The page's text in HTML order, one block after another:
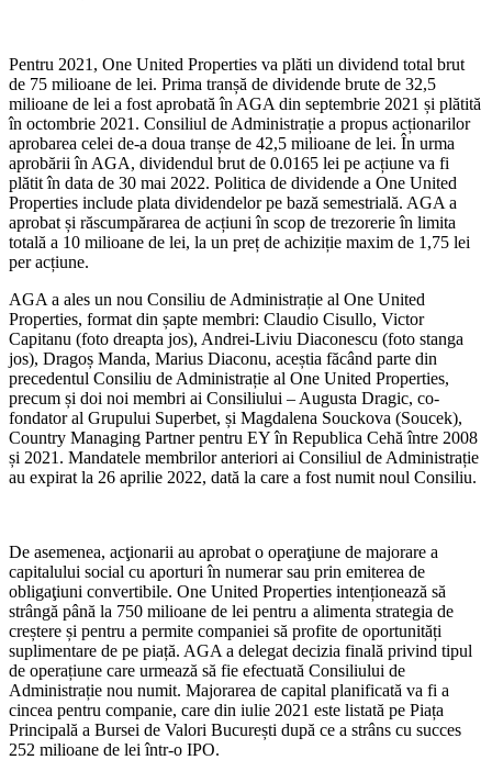
Pentru 2021, One United Properties va plăti un dividend total brut
de 75 milioane de lei. Prima tranșă de dividende brute de 32,5
milioane de lei a fost aprobată în AGA din septembrie 2021 și plătită
în octombrie 2021. Consiliul de Administrație a propus acționarilor
aprobarea celei de-a doua tranșe de 42,5 milioane de lei. În urma
aprobării în AGA, dividendul brut de 0.0165 lei pe acțiune va fi
plătit în data de 30 mai 2022. Politica de dividende a One United
Properties include plata dividendelor pe bază semestrială. AGA a
aprobat și răscumpărarea de acțiuni în scop de trezorerie în limita
totală a 10 milioane de lei, la un preț de achiziție maxim de 1,75 lei
per acțiune.
AGA a ales un nou Consiliu de Administrație al One United
Properties, format din șapte membri: Claudio Cisullo, Victor
Capitanu (foto dreapta jos), Andrei-Liviu Diaconescu (foto stanga
jos), Dragoș Manda, Marius Diaconu, aceștia făcând parte din
precedentul Consiliu de Administrație al One United Properties,
precum și doi noi membri ai Consiliului – Augusta Dragic, co-
fondator al Grupului Superbet, și Magdalena Souckova (Soucek),
Country Managing Partner pentru EY în Republica Cehă între 2008
și 2021. Mandatele membrilor anteriori ai Consiliul de Administrație
au expirat la 26 aprilie 2022, dată la care a fost numit noul Consiliu.
De asemenea, acţionarii au aprobat o operaţiune de majorare a
capitalului social cu aporturi în numerar sau prin emiterea de
obligaţiuni convertibile. One United Properties intenționează să
strângă până la 750 milioane de lei pentru a alimenta strategia de
creștere și pentru a permite companiei să profite de oportunități
suplimentare de pe piață. AGA a delegat decizia finală privind tipul
de operațiune care urmează să fie efectuată Consiliului de
Administrație nou numit. Majorarea de capital planificată va fi a
cincea pentru companie, care din iulie 2021 este listată pe Piața
Principală a Bursei de Valori București după ce a strâns cu succes
252 milioane de lei într-o IPO.